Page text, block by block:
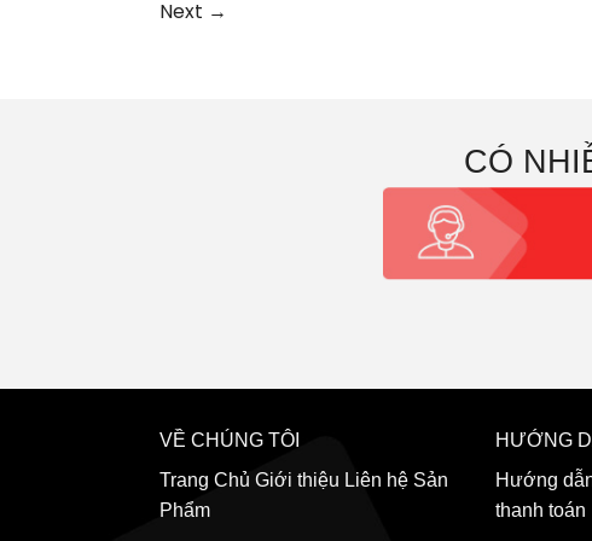
Next →
CÓ
VỀ CHÚNG TÔI
Trang Chủ Giới thiệu Liên hệ Sản
Phẩm
HƯỚNG
Hướng
thanh toán